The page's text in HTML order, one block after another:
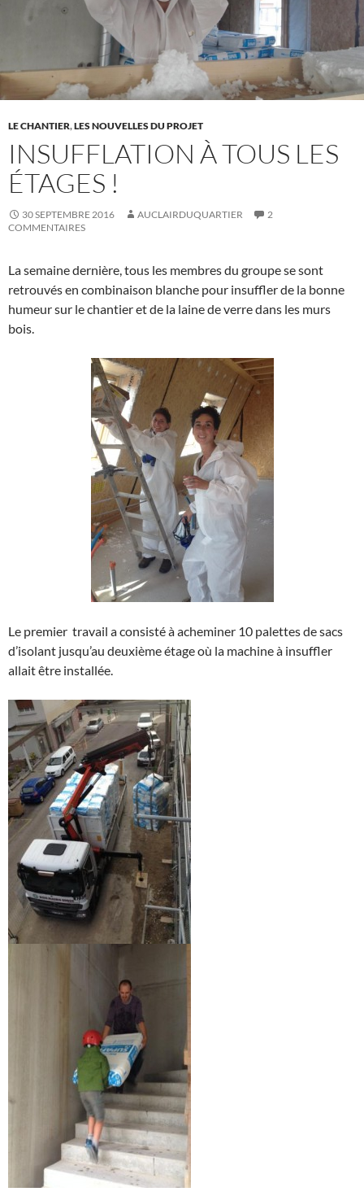
LE CHANTIER,LES NOUVELLES DU PROJET
INSUFFLATION À TOUS LES
ÉTAGES !
30 SEPTEMBRE 2016 AUCLAIRDUQUARTIER
2
COMMENTAIRES
La semaine dernière, tous les membres du groupe se sont
retrouvés en combinaison blanche pour insuffler de la bonne
humeur sur le chantier et de la laine de verre dans les murs
bois.
Le premier travail a consisté à acheminer 10 palettes de sacs
d’isolant jusqu’au deuxième étage où la machine à insuffler
allait être installée.